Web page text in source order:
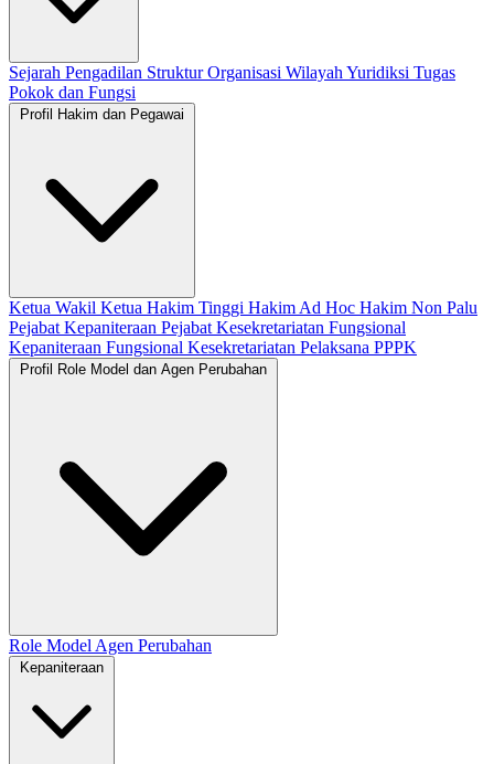
Sejarah Pengadilan Struktur Organisasi Wilayah Yuridiksi Tugas
Pokok dan Fungsi
Profil Hakim dan Pegawai
Ketua Wakil Ketua Hakim Tinggi Hakim Ad Hoc Hakim Non Palu
Pejabat Kepaniteraan Pejabat Kesekretariatan Fungsional
Kepaniteraan Fungsional Kesekretariatan Pelaksana PPPK
Profil Role Model dan Agen Perubahan
Role Model Agen Perubahan
Kepaniteraan